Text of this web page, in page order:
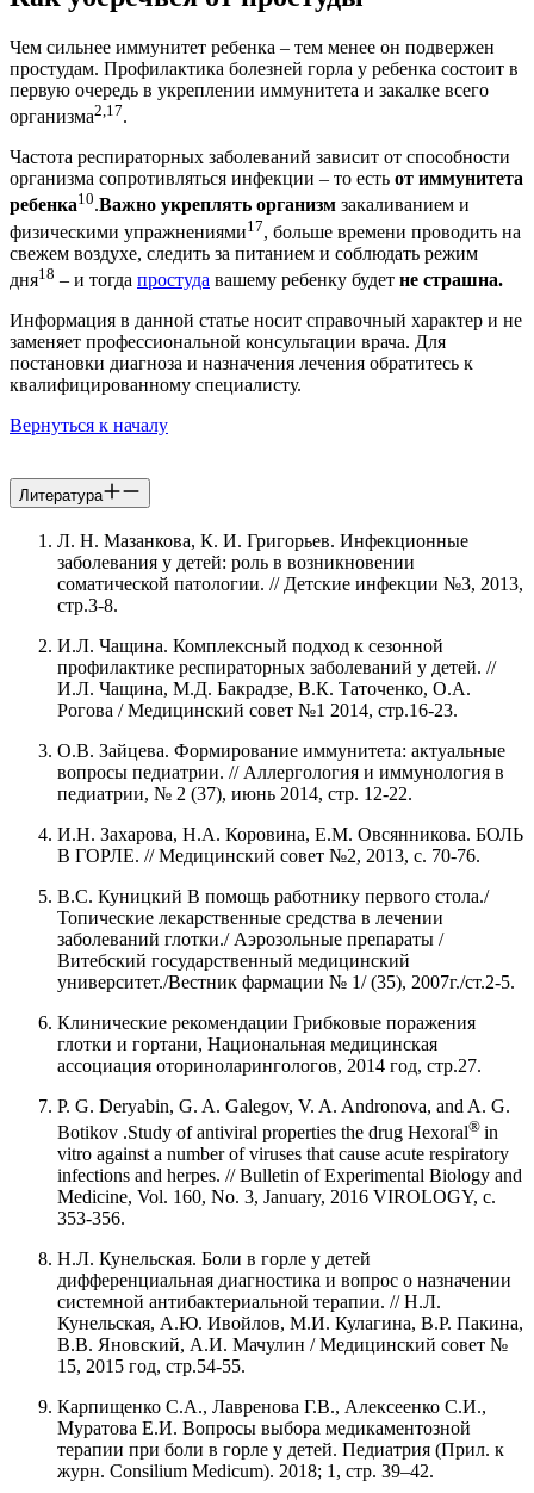
Чем сильнее иммунитет ребенка – тем менее он подвержен
простудам. Профилактика болезней горла у ребенка состоит в
первую очередь в укреплении иммунитета и закалке всего
организма2,17.
Частота респираторных заболеваний зависит от способности
организма сопротивляться инфекции – то есть от иммунитета
ребенка10.Важно укреплять организм закаливанием и
физическими упражнениями17, больше времени проводить на
свежем воздухе, следить за питанием и соблюдать режим
дня18 – и тогда простуда вашему ребенку будет не страшна.
Информация в данной статье носит справочный характер и не
заменяет профессиональной консультации врача. Для
постановки диагноза и назначения лечения обратитесь к
квалифицированному специалисту.
Вернуться к началу
Литература
Л. Н. Мазанкова, К. И. Григорьев. Инфекционные
заболевания у детей: роль в возникновении
соматической патологии. // Детские инфекции №3, 2013,
стр.3-8.
И.Л. Чащина. Комплексный подход к сезонной
профилактике респираторных заболеваний у детей. //
И.Л. Чащина, М.Д. Бакрадзе, В.К. Таточенко, О.А.
Рогова / Медицинский совет №1 2014, стр.16-23.
О.В. Зайцева. Формирование иммунитета: актуальные
вопросы педиатрии. // Аллергология и иммунология в
педиатрии, № 2 (37), июнь 2014, стр. 12-22.
И.Н. Захарова, Н.А. Коровина, Е.М. Овсянникова. БОЛЬ
В ГОРЛЕ. // Медицинский совет №2, 2013, с. 70-76.
В.С. Куницкий В помощь работнику первого стола./
Топические лекарственные средства в лечении
заболеваний глотки./ Аэрозольные препараты /
Витебский государственный медицинский
университет./Вестник фармации № 1/ (35), 2007г./ст.2-5.
Клинические рекомендации Грибковые поражения
глотки и гортани, Национальная медицинская
ассоциация оториноларингологов, 2014 год, стр.27.
P. G. Deryabin, G. A. Galegov, V. A. Andronova, and A. G.
Botikov .Study of antiviral properties the drug Hexoral® in
vitro against a number of viruses that cause acute respiratory
infections and herpes. // Bulletin of Experimental Biology and
Medicine, Vol. 160, No. 3, January, 2016 VIROLOGY, с.
353-356.
Н.Л. Кунельская. Боли в горле у детей
дифференциальная диагностика и вопрос о назначении
системной антибактериальной терапии. // Н.Л.
Кунельская, А.Ю. Ивойлов, М.И. Кулагина, В.Р. Пакина,
В.В. Яновский, А.И. Мачулин / Медицинский совет №
15, 2015 год, стр.54-55.
Карпищенко С.А., Лавренова Г.В., Алексеенко С.И.,
Муратова Е.И. Вопросы выбора медикаментозной
терапии при боли в горле у детей. Педиатрия (Прил. к
журн. Consilium Medicum). 2018; 1, стр. 39–42.